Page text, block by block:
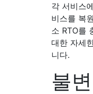
각 서비스
비스를 복
소 RTO를
대한 자세
니다.
불